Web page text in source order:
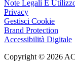
Note Legali E
Privacy
Gestisci Cookie
Brand Protection
Accessibilità Digitale
Copyright © 2026